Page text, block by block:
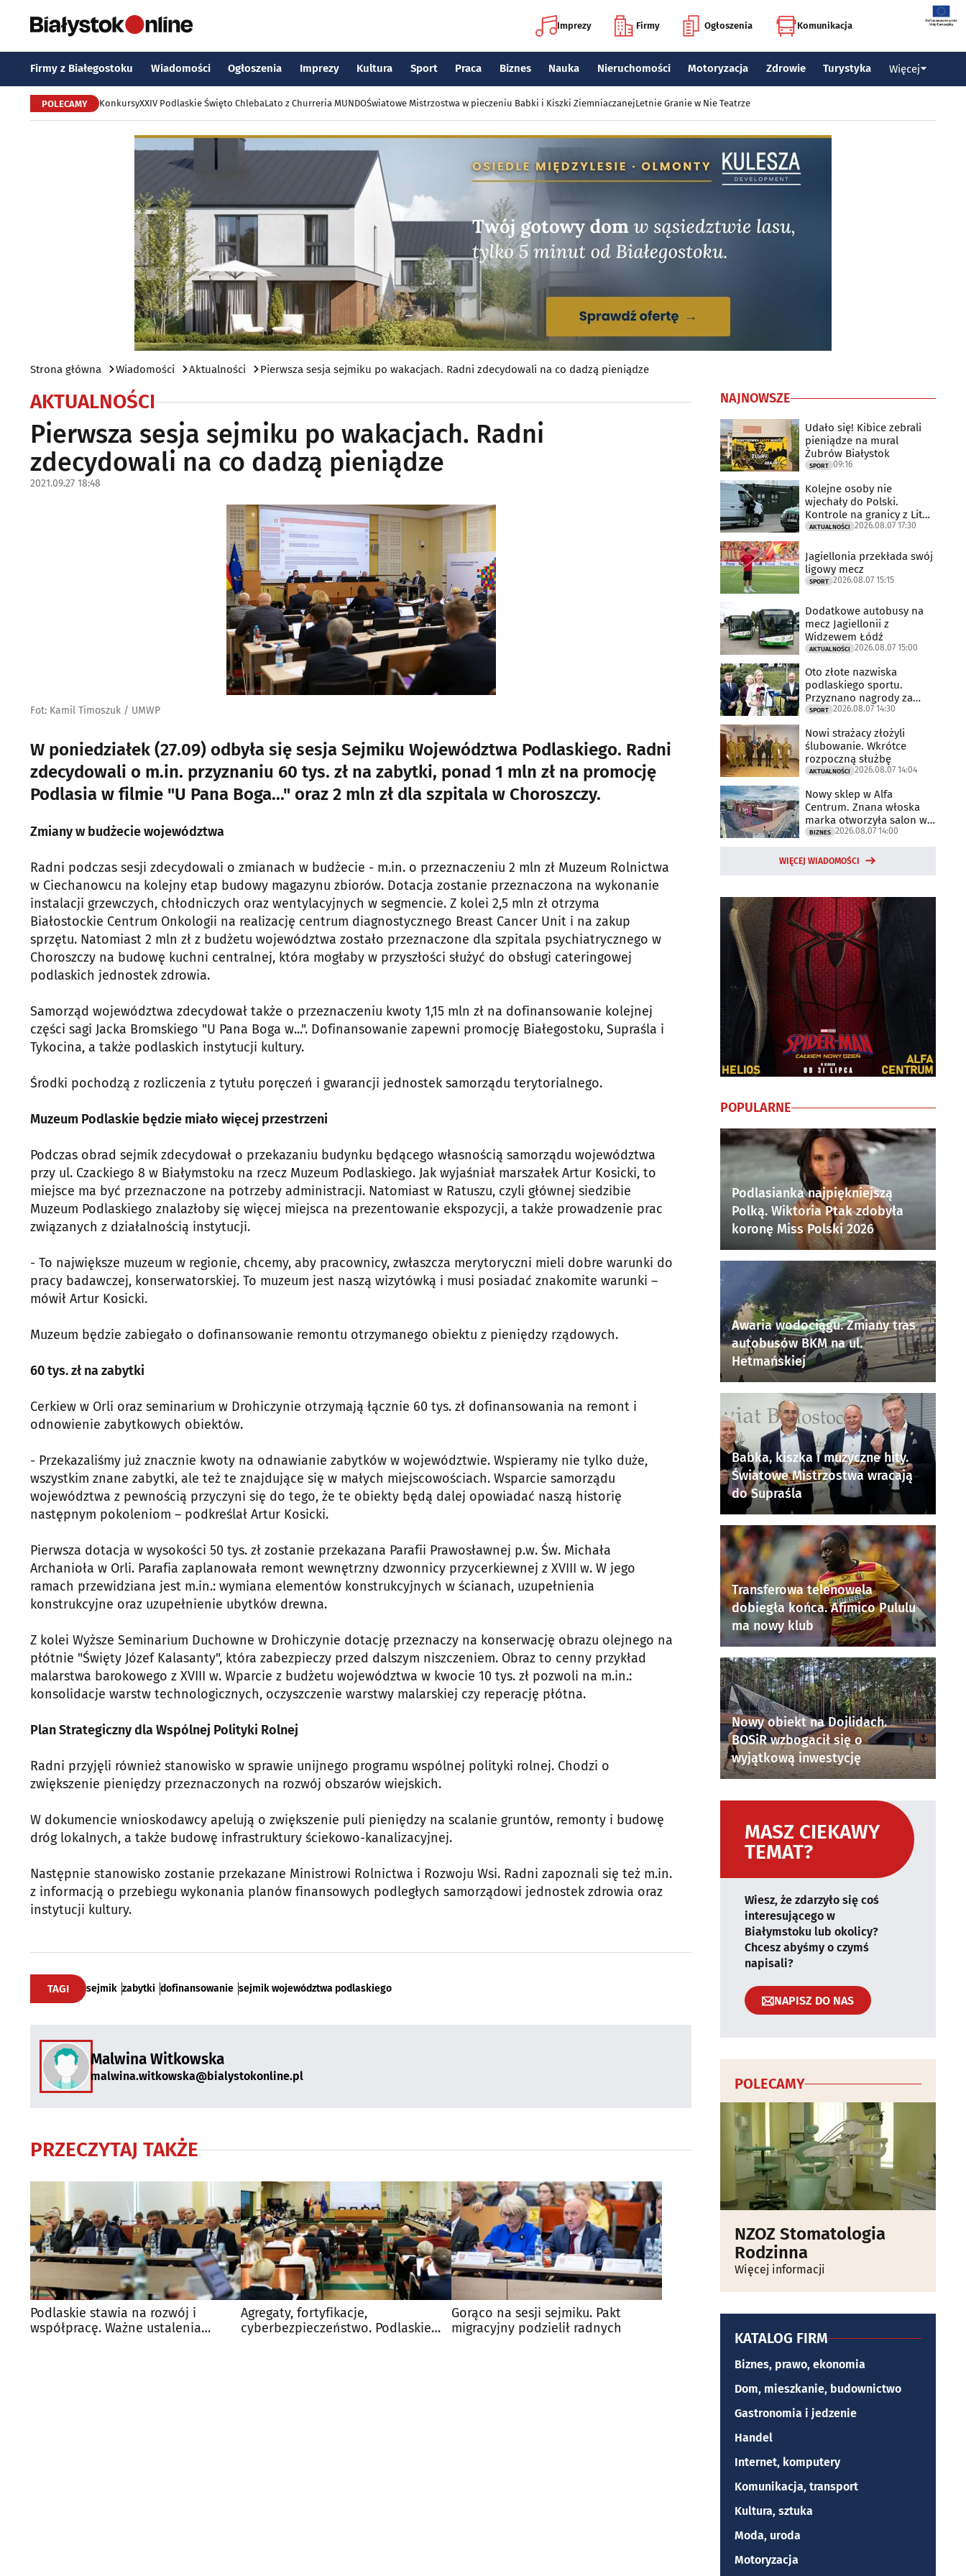
Imprezy Firmy Ogłoszenia Komunikacja
Firmy z Białegostoku Wiadomości Ogłoszenia Imprezy Kultura Sport Praca Biznes Nauka Nieruchomości Motoryzacja Zdrowie Turystyka Więcej
POLECAMY KonkursyXXIV Podlaskie Święto ChlebaLato z Churreria MUNDOŚwiatowe Mistrzostwa w pieczeniu Babki i Kiszki ZiemniaczanejLetnie Granie w Nie Teatrze
Strona główna Wiadomości Aktualności Pierwsza sesja sejmiku po wakacjach. Radni zdecydowali na co dadzą pieniądze
AKTUALNOŚCI
Pierwsza sesja sejmiku po wakacjach. Radni
zdecydowali na co dadzą pieniądze
2021.09.27 18:48
Fot: Kamil Timoszuk / UMWP
W poniedziałek (27.09) odbyła się sesja Sejmiku Województwa Podlaskiego. Radni
zdecydowali o m.in. przyznaniu 60 tys. zł na zabytki, ponad 1 mln zł na promocję
Podlasia w filmie "U Pana Boga..." oraz 2 mln zł dla szpitala w Choroszczy.
Zmiany w budżecie województwa
Radni podczas sesji zdecydowali o zmianach w budżecie - m.in. o przeznaczeniu 2 mln zł Muzeum Rolnictwa
w Ciechanowcu na kolejny etap budowy magazynu zbiorów. Dotacja zostanie przeznaczona na wykonanie
instalacji grzewczych, chłodniczych oraz wentylacyjnych w segmencie. Z kolei 2,5 mln zł otrzyma
Białostockie Centrum Onkologii na realizację centrum diagnostycznego Breast Cancer Unit i na zakup
sprzętu. Natomiast 2 mln zł z budżetu województwa zostało przeznaczone dla szpitala psychiatrycznego w
Choroszczy na budowę kuchni centralnej, która mogłaby w przyszłości służyć do obsługi cateringowej
podlaskich jednostek zdrowia.
Samorząd województwa zdecydował także o przeznaczeniu kwoty 1,15 mln zł na dofinansowanie kolejnej
części sagi Jacka Bromskiego "U Pana Boga w...". Dofinansowanie zapewni promocję Białegostoku, Supraśla i
Tykocina, a także podlaskich instytucji kultury.
Środki pochodzą z rozliczenia z tytułu poręczeń i gwarancji jednostek samorządu terytorialnego.
Muzeum Podlaskie będzie miało więcej przestrzeni
Podczas obrad sejmik zdecydował o przekazaniu budynku będącego własnością samorządu województwa
przy ul. Czackiego 8 w Białymstoku na rzecz Muzeum Podlaskiego. Jak wyjaśniał marszałek Artur Kosicki, to
miejsce ma być przeznaczone na potrzeby administracji. Natomiast w Ratuszu, czyli głównej siedzibie
Muzeum Podlaskiego znalazłoby się więcej miejsca na prezentowanie ekspozycji, a także prowadzenie prac
związanych z działalnością instytucji.
- To największe muzeum w regionie, chcemy, aby pracownicy, zwłaszcza merytoryczni mieli dobre warunki do
pracy badawczej, konserwatorskiej. To muzeum jest naszą wizytówką i musi posiadać znakomite warunki –
mówił Artur Kosicki.
Muzeum będzie zabiegało o dofinansowanie remontu otrzymanego obiektu z pieniędzy rządowych.
60 tys. zł na zabytki
Cerkiew w Orli oraz seminarium w Drohiczynie otrzymają łącznie 60 tys. zł dofinansowania na remont i
odnowienie zabytkowych obiektów.
- Przekazaliśmy już znacznie kwoty na odnawianie zabytków w województwie. Wspieramy nie tylko duże,
wszystkim znane zabytki, ale też te znajdujące się w małych miejscowościach. Wsparcie samorządu
województwa z pewnością przyczyni się do tego, że te obiekty będą dalej opowiadać naszą historię
następnym pokoleniom – podkreślał Artur Kosicki.
Pierwsza dotacja w wysokości 50 tys. zł zostanie przekazana Parafii Prawosławnej p.w. Św. Michała
Archanioła w Orli. Parafia zaplanowała remont wewnętrzny dzwonnicy przycerkiewnej z XVIII w. W jego
ramach przewidziana jest m.in.: wymiana elementów konstrukcyjnych w ścianach, uzupełnienia
konstrukcyjne oraz uzupełnienie ubytków drewna.
Z kolei Wyższe Seminarium Duchowne w Drohiczynie dotację przeznaczy na konserwację obrazu olejnego na
płótnie "Święty Józef Kalasanty", która zabezpieczy przed dalszym niszczeniem. Obraz to cenny przykład
malarstwa barokowego z XVIII w. Wparcie z budżetu województwa w kwocie 10 tys. zł pozwoli na m.in.:
konsolidacje warstw technologicznych, oczyszczenie warstwy malarskiej czy reperację płótna.
Plan Strategiczny dla Wspólnej Polityki Rolnej
Radni przyjęli również stanowisko w sprawie unijnego programu wspólnej polityki rolnej. Chodzi o
zwiększenie pieniędzy przeznaczonych na rozwój obszarów wiejskich.
W dokumencie wnioskodawcy apelują o zwiększenie puli pieniędzy na scalanie gruntów, remonty i budowę
dróg lokalnych, a także budowę infrastruktury ściekowo-kanalizacyjnej.
Następnie stanowisko zostanie przekazane Ministrowi Rolnictwa i Rozwoju Wsi. Radni zapoznali się też m.in.
z informacją o przebiegu wykonania planów finansowych podległych samorządowi jednostek zdrowia oraz
instytucji kultury.
TAGI sejmik zabytki dofinansowanie sejmik województwa podlaskiego
Malwina Witkowska
malwina.witkowska@bialystokonline.pl
PRZECZYTAJ TAKŻE
Podlaskie stawia na rozwój i
współpracę. Ważne ustalenia
Agregaty, fortyfikacje,
cyberbezpieczeństwo. Podlaskie
Gorąco na sesji sejmiku. Pakt
migracyjny podzielił radnych
NAJNOWSZE
Udało się! Kibice zebrali
pieniądze na mural
Żubrów Białystok
SPORT 09:16
Kolejne osoby nie
wjechały do Polski.
Kontrole na granicy z Litwą
trwają
AKTUALNOŚCI 2026.08.07 17:30
Jagiellonia przekłada swój
ligowy mecz
SPORT 2026.08.07 15:15
Dodatkowe autobusy na
mecz Jagiellonii z
Widzewem Łódź
AKTUALNOŚCI 2026.08.07 15:00
Oto złote nazwiska
podlaskiego sportu.
Przyznano nagrody za
2025 rok
SPORT 2026.08.07 14:30
Nowi strażacy złożyli
ślubowanie. Wkrótce
rozpoczną służbę
AKTUALNOŚCI 2026.08.07 14:04
Nowy sklep w Alfa
Centrum. Znana włoska
marka otworzyła salon w
Białymstoku
BIZNES 2026.08.07 14:00
WIĘCEJ WIADOMOŚCI
POPULARNE
Podlasianka najpiękniejszą
Polką. Wiktoria Ptak zdobyła
koronę Miss Polski 2026
Awaria wodociągu. Zmiany tras
autobusów BKM na ul.
Hetmańskiej
Babka, kiszka i muzyczne hity.
Światowe Mistrzostwa wracają
do Supraśla
Transferowa telenowela
dobiegła końca. Afimico Pululu
ma nowy klub
Nowy obiekt na Dojlidach.
BOSiR wzbogacił się o
wyjątkową inwestycję
MASZ CIEKAWY
TEMAT?
Wiesz, że zdarzyło się coś
interesującego w
Białymstoku lub okolicy?
Chcesz abyśmy o czymś
napisali?
NAPISZ DO NAS
POLECAMY
NZOZ Stomatologia
Rodzinna
Więcej informacji
KATALOG FIRM
Biznes, prawo, ekonomia
Dom, mieszkanie, budownictwo
Gastronomia i jedzenie
Handel
Internet, komputery
Komunikacja, transport
Kultura, sztuka
Moda, uroda
Motoryzacja